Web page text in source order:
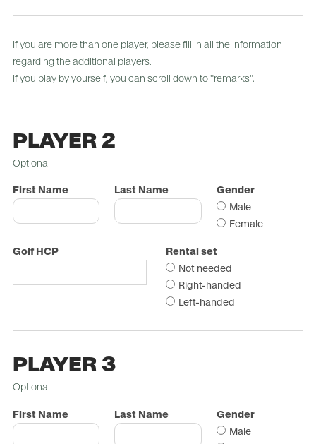
If you are more than one player, please fill in all the information
regarding the additional players.
If you play by yourself, you can scroll down to "remarks".
PLAYER 2
Optional
First Name Last Name
Gender
Male
Female
Golf HCP
Rental set
Not needed
Right-handed
Left-handed
PLAYER 3
Optional
First Name Last Name
Gender
Male